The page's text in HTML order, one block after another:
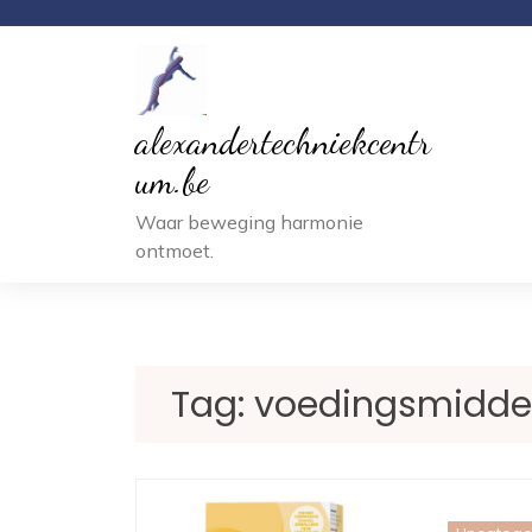
alexandertechniekcentr
um.be
Waar beweging harmonie
ontmoet.
Tag: